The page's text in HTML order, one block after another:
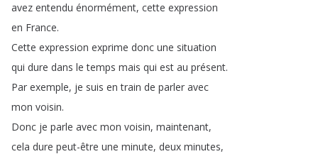
avez entendu énormément, cette expression
en France.
Cette expression exprime donc une situation
qui dure dans le temps mais qui est au présent.
Par exemple, je suis en train de parler avec
mon voisin.
Donc je parle avec mon voisin, maintenant,
cela dure peut-être une minute, deux minutes,